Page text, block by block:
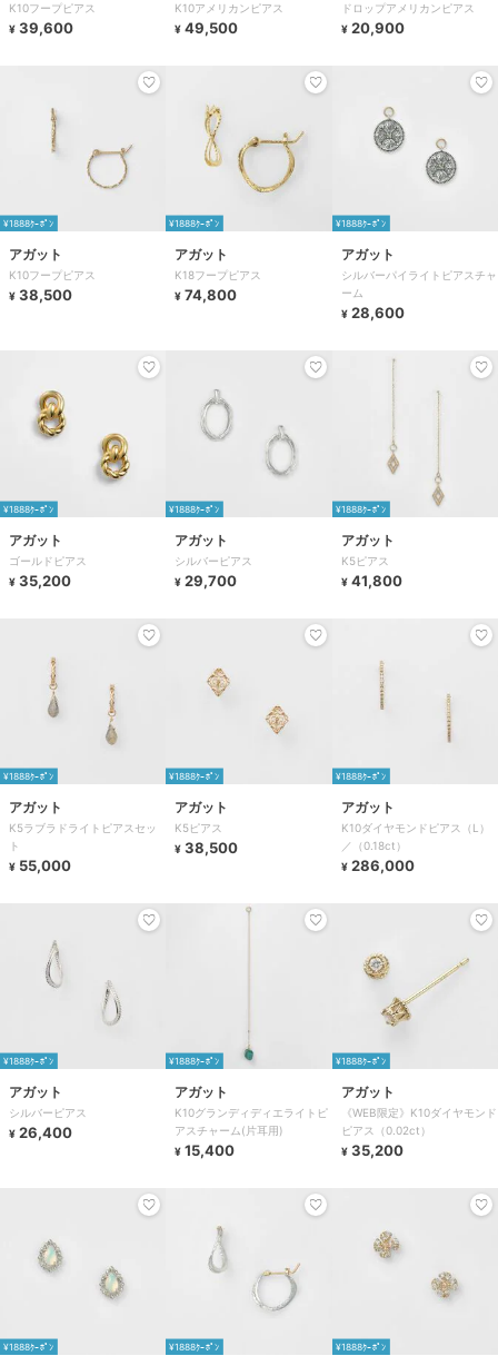
K10フープピアス
¥ 39,600
K10アメリカンピアス
¥ 49,500
ドロップアメリカンピアス
¥ 20,900
¥1888ｸｰﾎﾟﾝ
アガット
K10フープピアス
¥ 38,500
¥1888ｸｰﾎﾟﾝ
アガット
K18フープピアス
¥ 74,800
¥1888ｸｰﾎﾟﾝ
アガット
シルバーパイライトピアスチャ
ーム
¥ 28,600
¥1888ｸｰﾎﾟﾝ
アガット
ゴールドピアス
¥ 35,200
¥1888ｸｰﾎﾟﾝ
アガット
シルバーピアス
¥ 29,700
¥1888ｸｰﾎﾟﾝ
アガット
K5ピアス
¥ 41,800
¥1888ｸｰﾎﾟﾝ
アガット
K5ラブラドライトピアスセッ
ト
¥ 55,000
¥1888ｸｰﾎﾟﾝ
アガット
K5ピアス
¥ 38,500
¥1888ｸｰﾎﾟﾝ
アガット
K10ダイヤモンドピアス（L）
／（0.18ct）
¥ 286,000
¥1888ｸｰﾎﾟﾝ
アガット
シルバーピアス
¥ 26,400
¥1888ｸｰﾎﾟﾝ
アガット
K10グランディディエライトピ
アスチャーム(片耳用)
¥ 15,400
¥1888ｸｰﾎﾟﾝ
アガット
《WEB限定》K10ダイヤモンド
ピアス（0.02ct）
¥ 35,200
¥1888ｸｰﾎﾟﾝ ¥1888ｸｰﾎﾟﾝ ¥1888ｸｰﾎﾟﾝ